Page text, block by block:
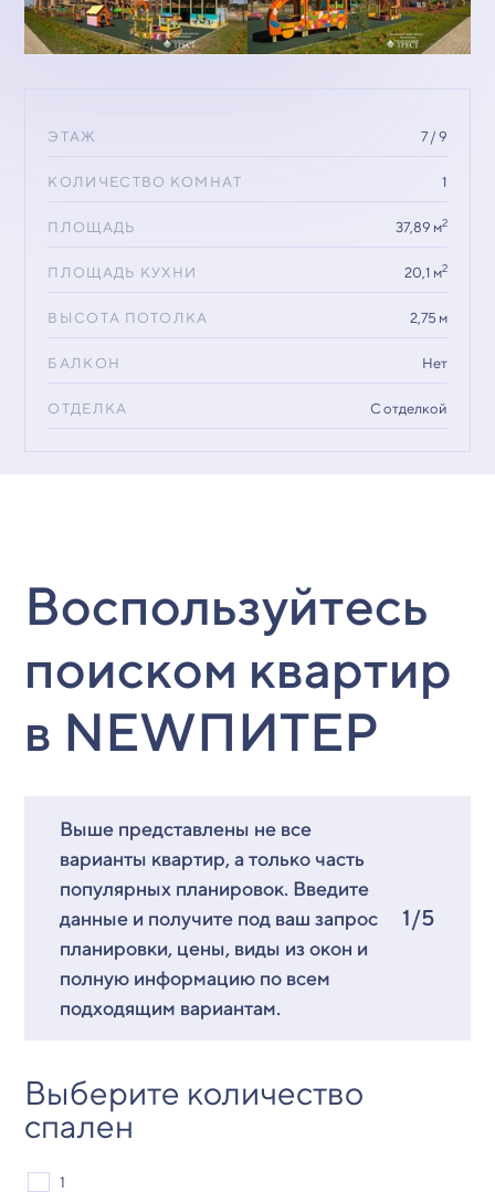
ЭТАЖ 7 / 9
КОЛИЧЕСТВО КОМНАТ 1
ПЛОЩАДЬ 37,89 м2
ПЛОЩАДЬ КУХНИ 20,1 м2
ВЫСОТА ПОТОЛКА 2,75 м
БАЛКОН Нет
ОТДЕЛКА С отделкой
Воспользуйтесь
поиском квартир
в NEWПИТЕР
Выше представлены не все
варианты квартир, а только часть
популярных планировок. Введите
данные и получите под ваш запрос
планировки, цены, виды из окон и
полную информацию по всем
подходящим вариантам.
1/5
Выберите количество
спален
1